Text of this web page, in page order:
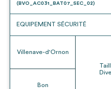
(BVO_AC031_BAT07_SEC_02)
EQUIPEMENT SÉCURITÉ
Villenave-d'Ornon
Bon